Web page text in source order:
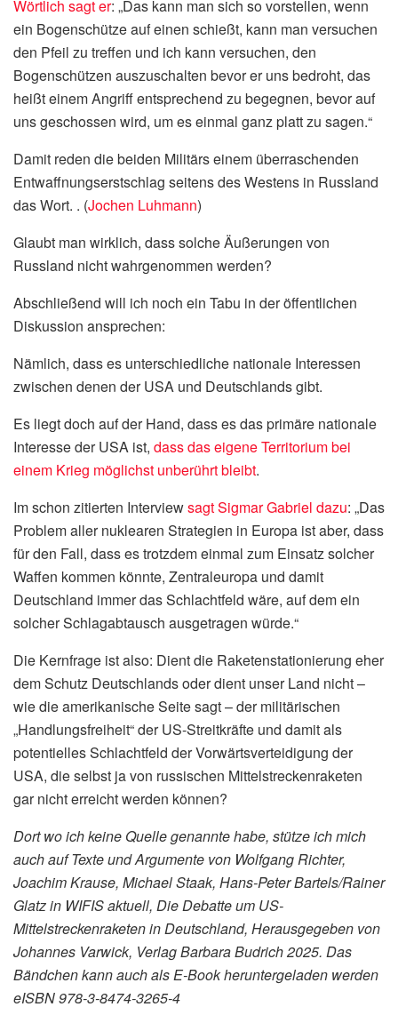
Wörtlich sagt er: „Das kann man sich so vorstellen, wenn
ein Bogenschütze auf einen schießt, kann man versuchen
den Pfeil zu treffen und ich kann versuchen, den
Bogenschützen auszuschalten bevor er uns bedroht, das
heißt einem Angriff entsprechend zu begegnen, bevor auf
uns geschossen wird, um es einmal ganz platt zu sagen.“
Damit reden die beiden Militärs einem überraschenden
Entwaffnungserstschlag seitens des Westens in Russland
das Wort. . (Jochen Luhmann)
Glaubt man wirklich, dass solche Äußerungen von
Russland nicht wahrgenommen werden?
Abschließend will ich noch ein Tabu in der öffentlichen
Diskussion ansprechen:
Nämlich, dass es unterschiedliche nationale Interessen
zwischen denen der USA und Deutschlands gibt.
Es liegt doch auf der Hand, dass es das primäre nationale
Interesse der USA ist, dass das eigene Territorium bei
einem Krieg möglichst unberührt bleibt.
Im schon zitierten Interviewsagt Sigmar Gabriel dazu: „Das
Problem aller nuklearen Strategien in Europa ist aber, dass
für den Fall, dass es trotzdem einmal zum Einsatz solcher
Waffen kommen könnte, Zentraleuropa und damit
Deutschland immer das Schlachtfeld wäre, auf dem ein
solcher Schlagabtausch ausgetragen würde.“
Die Kernfrage ist also: Dient die Raketenstationierung eher
dem Schutz Deutschlands oder dient unser Land nicht –
wie die amerikanische Seite sagt – der militärischen
„Handlungsfreiheit“ der US-Streitkräfte und damit als
potentielles Schlachtfeld der Vorwärtsverteidigung der
USA, die selbst ja von russischen Mittelstreckenraketen
gar nicht erreicht werden können?
Dort wo ich keine Quelle genannte habe, stütze ich mich
auch auf Texte und Argumente von Wolfgang Richter,
Joachim Krause, Michael Staak, Hans-Peter Bartels/Rainer
Glatz in WIFIS aktuell, Die Debatte um US-
Mittelstreckenraketen in Deutschland, Herausgegeben von
Johannes Varwick, Verlag Barbara Budrich 2025. Das
Bändchen kann auch als E-Book heruntergeladen werden
eISBN 978-3-8474-3265-4